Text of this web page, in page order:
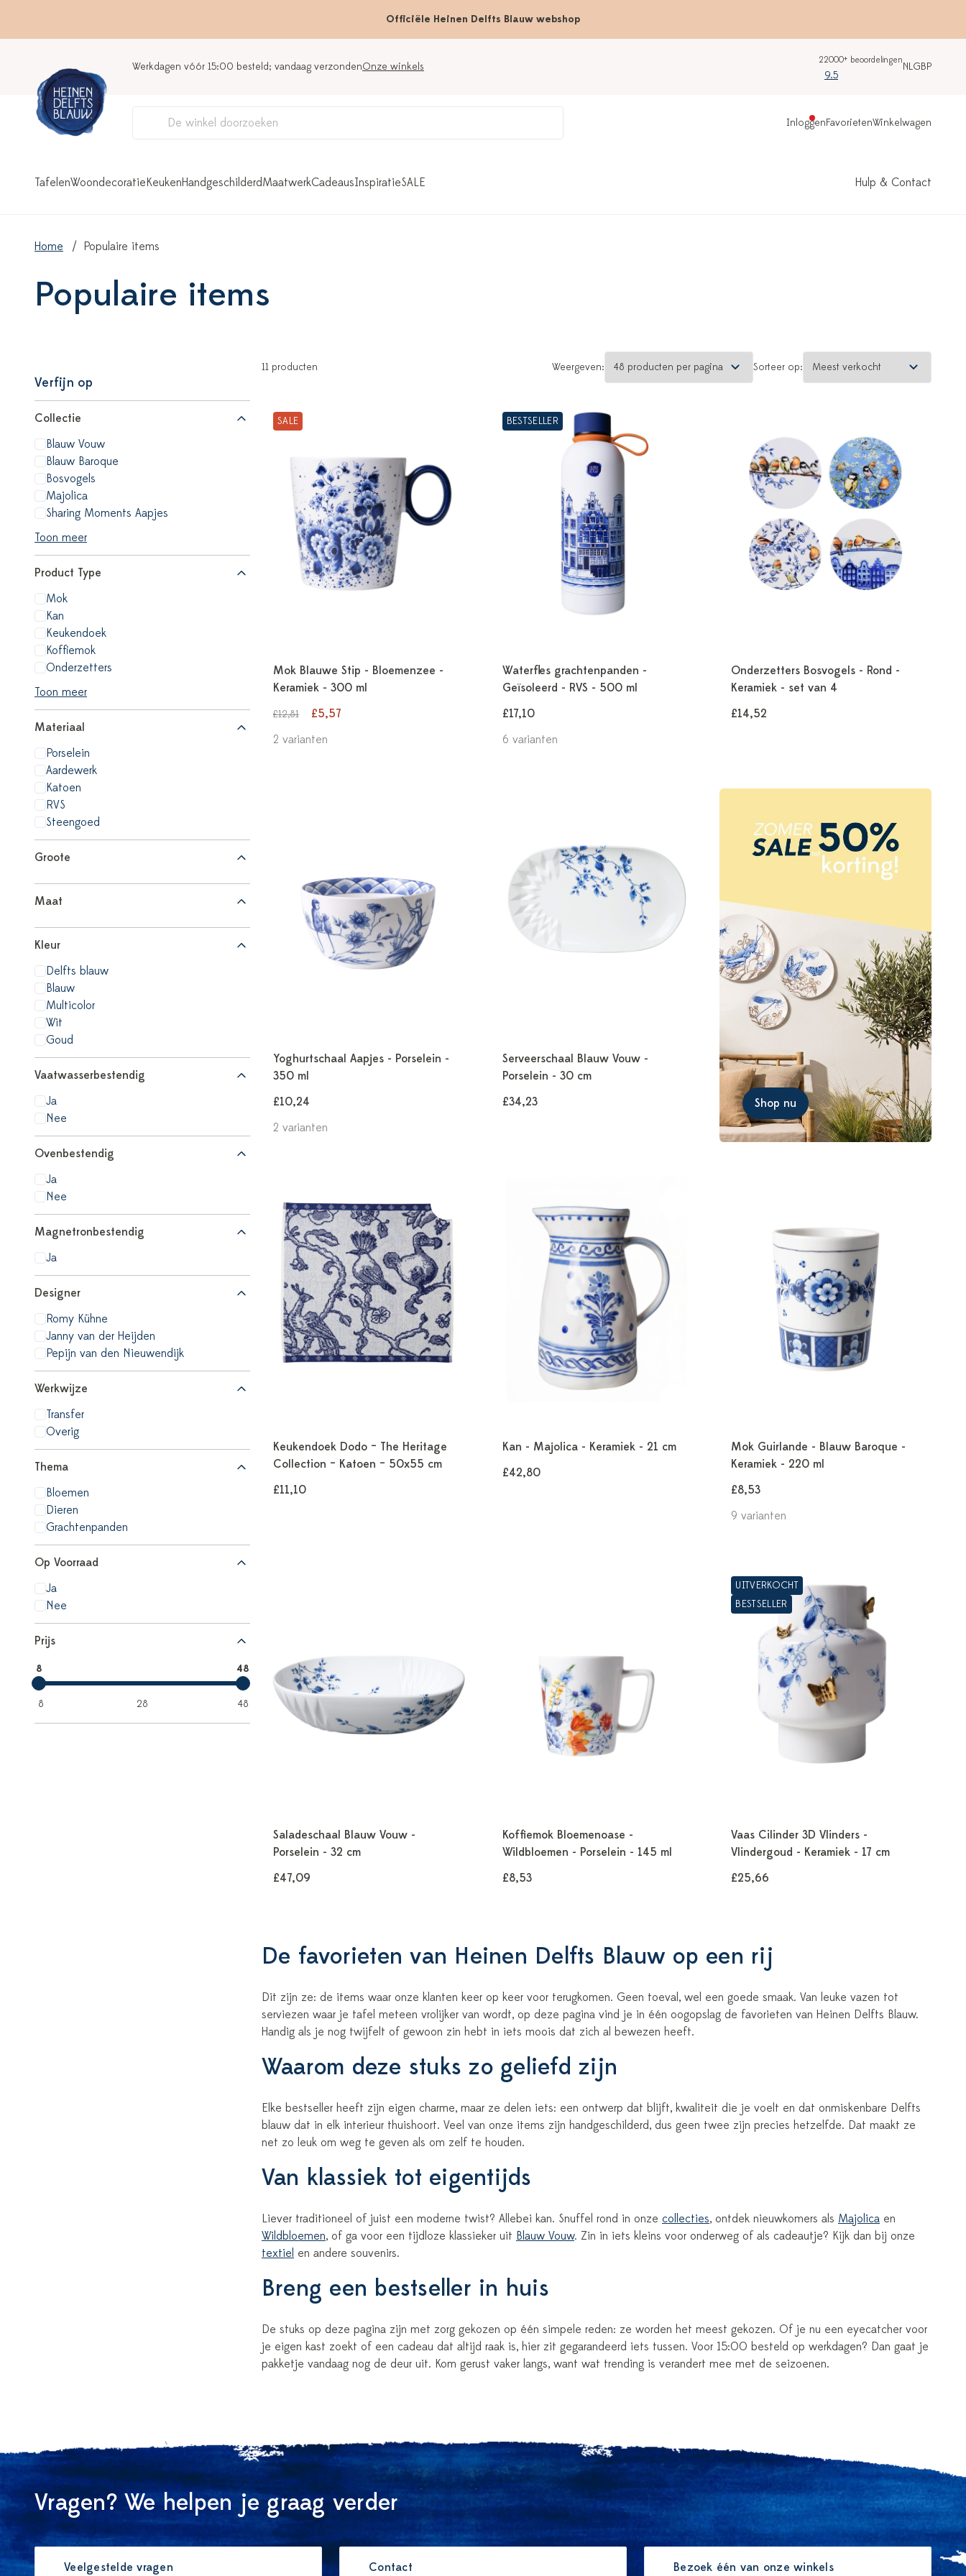
Officiële Heinen Delfts Blauw webshop
Werkdagen vóór 15:00 besteld; vandaag verzondenOnze winkels
22000+ beoordelingen
9.5
NLGBP
InloggenFavorietenWinkelwagen
TafelenWoondecoratieKeukenHandgeschilderdMaatwerkCadeausInspiratieSALE Hulp & Contact
Home Populaire items
Populaire items
Verfijn op
Prijs
8 48
8 28 48
Collectie
Blauw Vouw
Blauw Baroque
Bosvogels
Majolica
Sharing Moments Aapjes
Toon meer
Product Type
Mok
Kan
Keukendoek
Koffiemok
Onderzetters
Toon meer
Materiaal
Porselein
Aardewerk
Katoen
RVS
Steengoed
Groote
Maat
Kleur
Delfts blauw
Blauw
Multicolor
Wit
Goud
Vaatwasserbestendig
Ja
Nee
Ovenbestendig
Ja
Nee
Magnetronbestendig
Ja
Designer
Romy Kühne
Janny van der Heijden
Pepijn van den Nieuwendijk
Werkwijze
Transfer
Overig
Thema
Bloemen
Dieren
Grachtenpanden
Op Voorraad
Ja
Nee
11 producten Weergeven: Sorteer op:
SALE
Mok Blauwe Stip - Bloemenzee -
Keramiek - 300 ml
£12,81
£5,57
2 varianten
BESTSELLER
Waterfles grachtenpanden -
Geïsoleerd - RVS - 500 ml
£17,10
6 varianten
Onderzetters Bosvogels - Rond -
Keramiek - set van 4
£14,52
Yoghurtschaal Aapjes - Porselein -
350 ml
£10,24
2 varianten
Serveerschaal Blauw Vouw -
Porselein - 30 cm
£34,23
Shop nu
Keukendoek Dodo – The Heritage
Collection – Katoen – 50x55 cm
£11,10
Kan - Majolica - Keramiek - 21 cm
£42,80
Mok Guirlande - Blauw Baroque -
Keramiek - 220 ml
£8,53
9 varianten
Saladeschaal Blauw Vouw -
Porselein - 32 cm
£47,09
Koffiemok Bloemenoase -
Wildbloemen - Porselein - 145 ml
£8,53
UITVERKOCHT
BESTSELLER
Vaas Cilinder 3D Vlinders -
Vlindergoud - Keramiek - 17 cm
£25,66
De favorieten van Heinen Delfts Blauw op een rij
Dit zijn ze: de items waar onze klanten keer op keer voor terugkomen. Geen toeval, wel een goede smaak. Van leuke vazen tot
serviezen waar je tafel meteen vrolijker van wordt, op deze pagina vind je in één oogopslag de favorieten van Heinen Delfts Blauw.
Handig als je nog twijfelt of gewoon zin hebt in iets moois dat zich al bewezen heeft.
Waarom deze stuks zo geliefd zijn
Elke bestseller heeft zijn eigen charme, maar ze delen iets: een ontwerp dat blijft, kwaliteit die je voelt en dat onmiskenbare Delfts
blauw dat in elk interieur thuishoort. Veel van onze items zijn handgeschilderd, dus geen twee zijn precies hetzelfde. Dat maakt ze
net zo leuk om weg te geven als om zelf te houden.
Van klassiek tot eigentijds
Liever traditioneel of juist een moderne twist? Allebei kan. Snuffel rond in onze collecties, ontdek nieuwkomers als Majolicaen
Wildbloemen, of ga voor een tijdloze klassieker uit Blauw Vouw. Zin in iets kleins voor onderweg of als cadeautje? Kijk dan bij onze
textiel en andere souvenirs.
Breng een bestseller in huis
De stuks op deze pagina zijn met zorg gekozen op één simpele reden: ze worden het meest gekozen. Of je nu een eyecatcher voor
je eigen kast zoekt of een cadeau dat altijd raak is, hier zit gegarandeerd iets tussen. Voor 15:00 besteld op werkdagen? Dan gaat je
pakketje vandaag nog de deur uit. Kom gerust vaker langs, want wat trending is verandert mee met de seizoenen.
Vragen? We helpen je graag verder
Veelgestelde vragen Contact Bezoek één van onze winkels